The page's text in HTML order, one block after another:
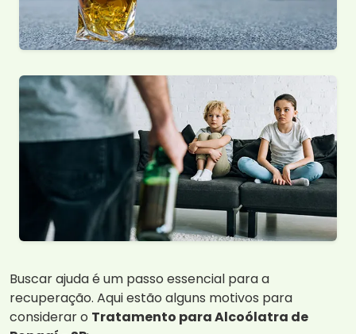
Buscar ajuda é um passo essencial para a
recuperação. Aqui estão alguns motivos para
considerar o Tratamento para Alcoólatra de